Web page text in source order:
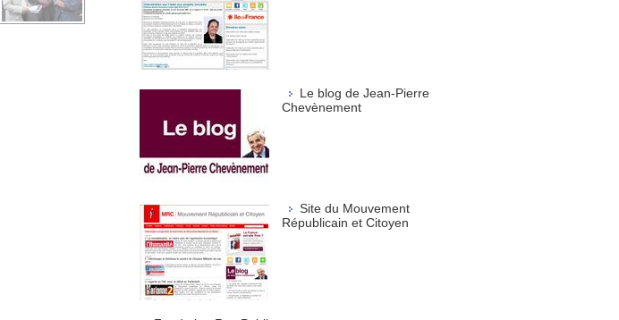
Le blog de Jean-Pierre
Chevènement
Site du Mouvement
Républicain et Citoyen